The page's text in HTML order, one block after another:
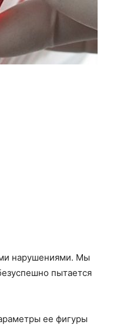
нарушениями. Мы
пытается
ее фигуры